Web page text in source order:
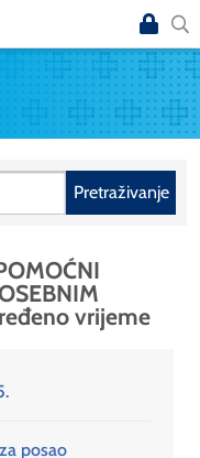
Pretraživanje
vrijeme
posao